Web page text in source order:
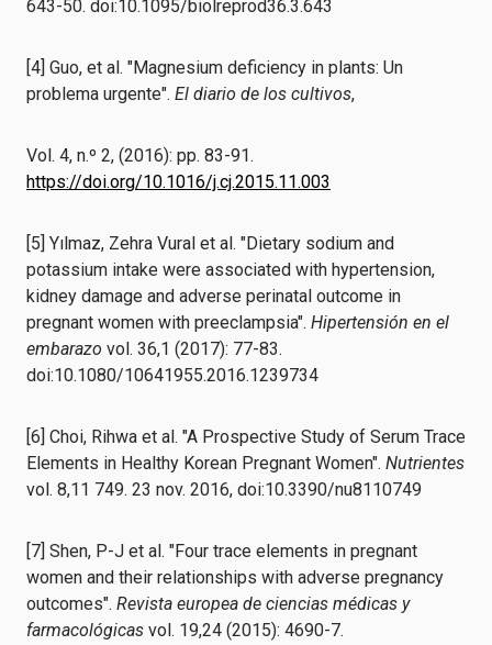
643-50. doi:10.1095/biolreprod36.3.643
[4] Guo, et al. "Magnesium deficiency in plants: Un
problema urgente". El diario de los cultivos,
Vol. 4, n.º 2, (2016): pp. 83-91.
https://doi.org/10.1016/j.cj.2015.11.003
[5] Yılmaz, Zehra Vural et al. "Dietary sodium and
potassium intake were associated with hypertension,
kidney damage and adverse perinatal outcome in
pregnant women with preeclampsia". Hipertensión en el
embarazo vol. 36,1 (2017): 77-83.
doi:10.1080/10641955.2016.1239734
[6] Choi, Rihwa et al. "A Prospective Study of Serum Trace
Elements in Healthy Korean Pregnant Women". Nutrientes
vol. 8,11 749. 23 nov. 2016, doi:10.3390/nu8110749
[7] Shen, P-J et al. "Four trace elements in pregnant
women and their relationships with adverse pregnancy
outcomes". Revista europea de ciencias médicas y
farmacológicas vol. 19,24 (2015): 4690-7.